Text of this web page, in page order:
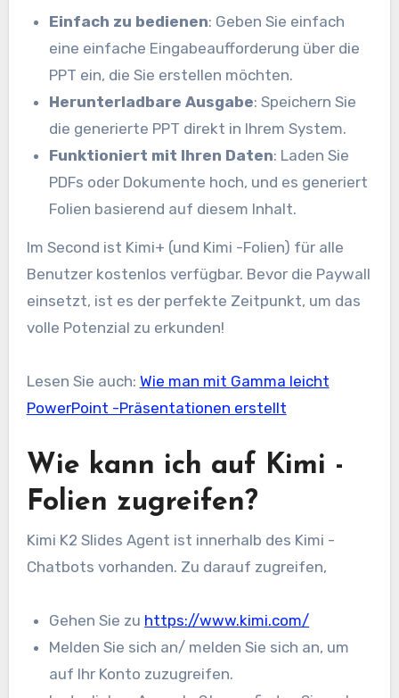
Einfach zu bedienen: Geben Sie einfach
eine einfache Eingabeaufforderung über die
PPT ein, die Sie erstellen möchten.
Herunterladbare Ausgabe: Speichern Sie
die generierte PPT direkt in Ihrem System.
Funktioniert mit Ihren Daten: Laden Sie
PDFs oder Dokumente hoch, und es generiert
Folien basierend auf diesem Inhalt.
Im Second ist Kimi+ (und Kimi -Folien) für alle
Benutzer kostenlos verfügbar. Bevor die Paywall
einsetzt, ist es der perfekte Zeitpunkt, um das
volle Potenzial zu erkunden!
Lesen Sie auch: Wie man mit Gamma leicht
PowerPoint -Präsentationen erstellt
Wie kann ich auf Kimi -
Folien zugreifen?
Kimi K2 Slides Agent ist innerhalb des Kimi -
Chatbots vorhanden. Zu darauf zugreifen,
Gehen Sie zu https://www.kimi.com/
Melden Sie sich an/ melden Sie sich an, um
auf Ihr Konto zuzugreifen.